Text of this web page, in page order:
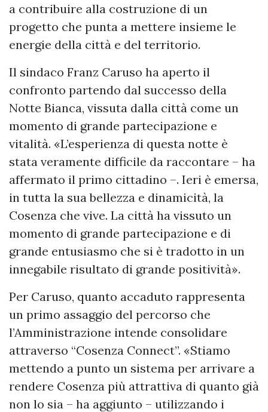
a contribuire alla costruzione di un
progetto che punta a mettere insieme le
energie della città e del territorio.
Il sindaco Franz Caruso ha aperto il
confronto partendo dal successo della
Notte Bianca, vissuta dalla città come un
momento di grande partecipazione e
vitalità. «L’esperienza di questa notte è
stata veramente difficile da raccontare – ha
affermato il primo cittadino –. Ieri è emersa,
in tutta la sua bellezza e dinamicità, la
Cosenza che vive. La città ha vissuto un
momento di grande partecipazione e di
grande entusiasmo che si è tradotto in un
innegabile risultato di grande positività».
Per Caruso, quanto accaduto rappresenta
un primo assaggio del percorso che
l’Amministrazione intende consolidare
attraverso “Cosenza Connect”. «Stiamo
mettendo a punto un sistema per arrivare a
rendere Cosenza più attrattiva di quanto già
non lo sia – ha aggiunto – utilizzando i